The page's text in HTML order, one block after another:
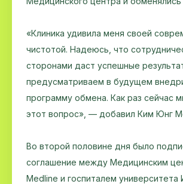
«Клиника удивила меня своей
чистотой. Надеюсь, что
сторонами даст успешные
предусматриваем в будущем
программу обмена. Как раз сейчас
этот вопрос», — добавил Ким Юнг
Во второй половине дня было
соглашение между Медицинским
Medline и госпиталем университета